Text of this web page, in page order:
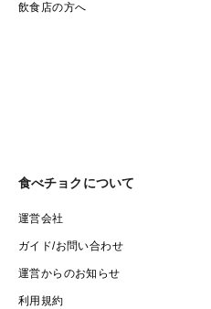
飲食店の方へ
食べチョクについて
運営会社
ガイド/お問い合わせ
運営からのお知らせ
利用規約